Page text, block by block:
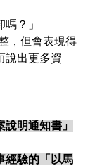
？」
，但會表現得
說出更多資
明通知書」
經驗的「以馬